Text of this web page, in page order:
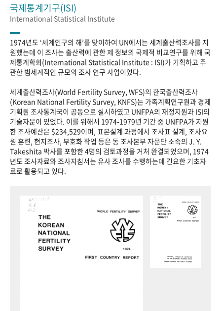
국제통계기구(ISI)
International Statistical Institute
1974년도 ‘세계인구의 해’를 맞이하여 UN에서는 세계출산력조사를 지
원했는데 이 조사는 출산력에 관한 제 정보의 국제적 비교연구를 위해 국
제통계학회(International Statistical Institute : ISI)가 기획하고 주
관한 범세계적인 규모의 조사 연구 사업이었다.
세계출산력조사(World Fertility Survey, WFS)의 한국출산력조사
(Korean National Fertility Survey, KNFS)는 가족계획연구원과 경제
기획원 조사통계국이 공동으로 실시하였고 UNFPA의 재정지원과 ISI의
기술자문이 있었다. 이를 위해서 1974-1979년 기간 중 UNFPA가 지원
한 조사예산은 $234,529이며, 표본설계 과정에서 조사표 설계, 조사요
원 훈련, 현지조사, 부호화 작업 등은 동 조사본부 자문단 소속의 J. Y.
Takeshita 박사를 포함한 4명의 검토과정을 거처 완결되었으며, 1974
년도 조사자료와 조사지침서는 유사 조사를 수행하는데 긴요한 기초자
료로 활용되고 있다.